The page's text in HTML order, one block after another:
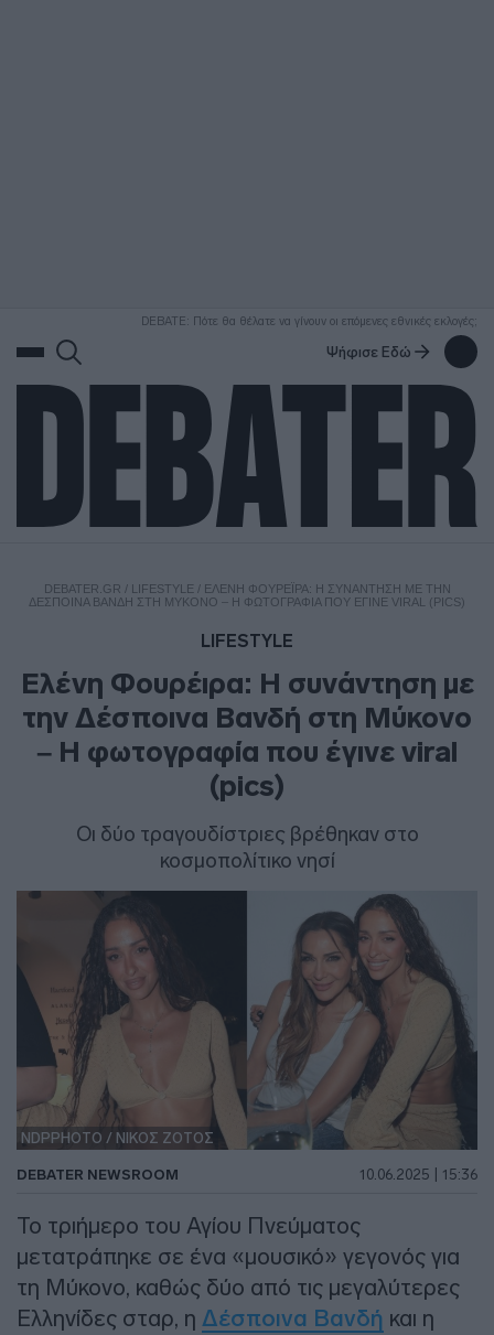
DEBATE: Πότε θα θέλατε να γίνουν οι επόμενες εθνικές εκλογές;
Ψήφισε Εδώ
DEBATER.GR / LIFESTYLE / ΕΛΈΝΗ ΦΟΥΡΈΙΡΑ: Η ΣΥΝΆΝΤΗΣΗ ΜΕ ΤΗΝ
ΔΈΣΠΟΙΝΑ ΒΑΝΔΉ ΣΤΗ ΜΎΚΟΝΟ – Η ΦΩΤΟΓΡΑΦΊΑ ΠΟΥ ΈΓΙΝΕ VIRAL (PICS)
LIFESTYLE
Ελένη Φουρέιρα: Η συνάντηση με
την Δέσποινα Βανδή στη Μύκονο
– Η φωτογραφία που έγινε viral
(pics)
Οι δύο τραγουδίστριες βρέθηκαν στο
κοσμοπολίτικο νησί
NDPPHOTO / ΝΙΚΟΣ ΖΟΤΟΣ
DEBATER NEWSROOM 10.06.2025 | 15:36
Το τριήμερο του Αγίου Πνεύματος
μετατράπηκε σε ένα «μουσικό» γεγονός για
τη Μύκονο, καθώς δύο από τις μεγαλύτερες
Ελληνίδες σταρ, η Δέσποινα Βανδή και η